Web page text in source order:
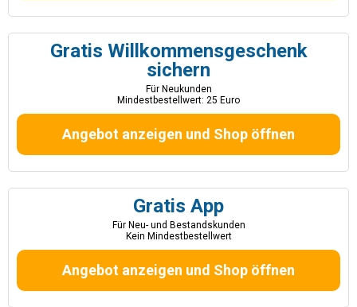
Gratis Willkommensgeschenk
sichern
Für Neukunden
Mindestbestellwert: 25 Euro
Angebot anzeigen und Shop öffnen
Gratis App
Für Neu- und Bestandskunden
Kein Mindestbestellwert
Angebot anzeigen und Shop öffnen